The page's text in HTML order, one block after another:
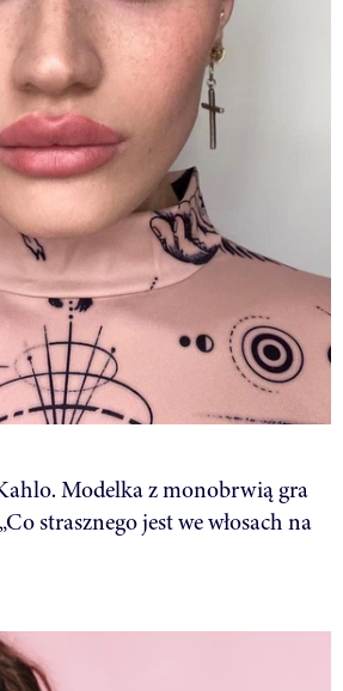
Modelka z monobrwią gra
strasznego jest we włosach na